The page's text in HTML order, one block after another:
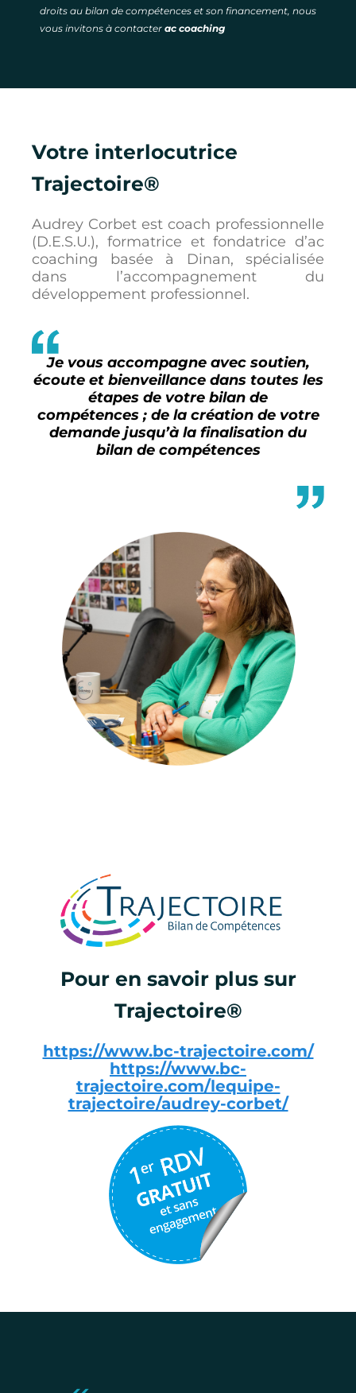
droits au bilan de compétences et son financement, nous
vous invitons à contacter ac coaching
Votre interlocutrice
Trajectoire®
Audrey Corbet est coach professionnelle
(D.E.S.U.), formatrice et fondatrice d’ac
coaching basée à Dinan, spécialisée
dans l’accompagnement du
développement professionnel.
Je vous accompagne avec soutien,
écoute et bienveillance dans toutes les
étapes de votre bilan de
compétences ; de la création de votre
demande jusqu’à la finalisation du
bilan de compétences
Pour en savoir plus sur
Trajectoire®
https://www.bc-trajectoire.com/
https://www.bc-
trajectoire.com/lequipe-
trajectoire/audrey-corbet/